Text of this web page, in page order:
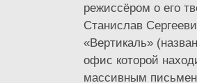
режиссёром о его
Станислав
«Вертикаль»
офис которой
массивным